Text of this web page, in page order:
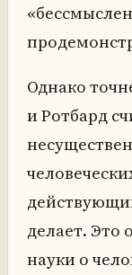
Однако
и Ротбард
делает. Это
науки о